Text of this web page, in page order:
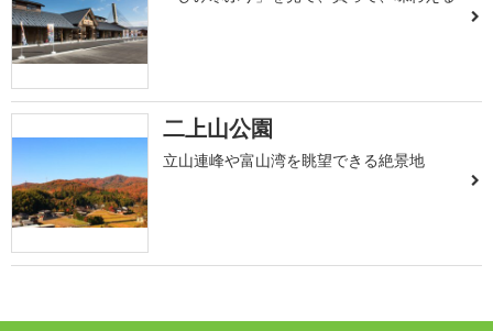
二上山公園
立山連峰や富山湾を眺望できる絶景地